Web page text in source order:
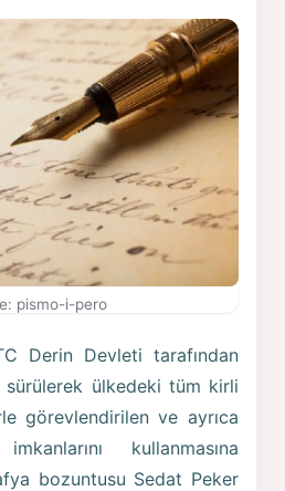
pismo-i-pero
Derin Devleti tarafından
sürülerek ülkedeki tüm kirli
görevlendirilen ve ayrıca
kullanmasına
bozuntusu Sedat Peker